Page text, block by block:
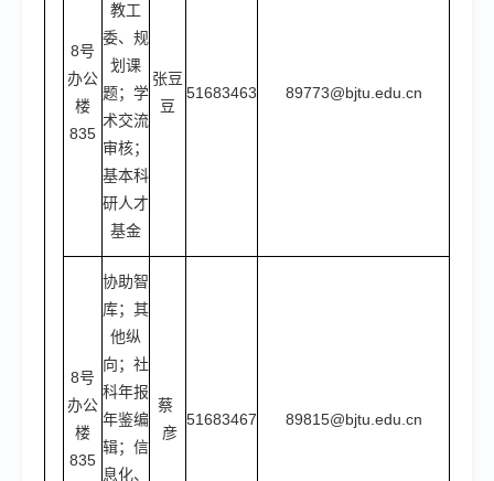
8号
办公
楼
835
教工
委、规
划课
题；学
术交流
审核；
基本科
研人才
基金
张豆
豆
51683463 89773@bjtu.edu.cn
8号
办公
楼
835
协助智
库；其
他纵
向；社
科年报
年鉴编
辑；信
息化、
蔡
彦
51683467 89815@bjtu.edu.cn